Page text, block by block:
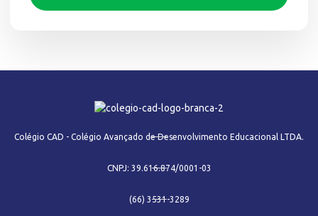
Colégio CAD - Colégio Avançado de Desenvolvimento Educacional LTDA.
CNPJ: 39.616.874/0001-03
(66) 3531-3289